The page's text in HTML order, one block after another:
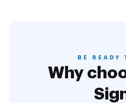
BE READY
Why